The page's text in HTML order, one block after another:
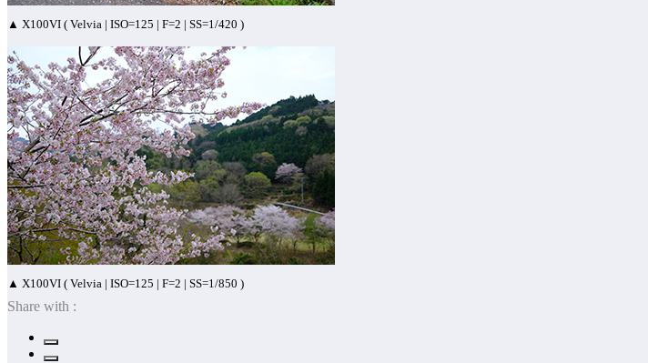
▲ X100VI ( Velvia | ISO=125 | F=2 | SS=1/420 )
▲ X100VI ( Velvia | ISO=125 | F=2 | SS=1/850 )
Share with :